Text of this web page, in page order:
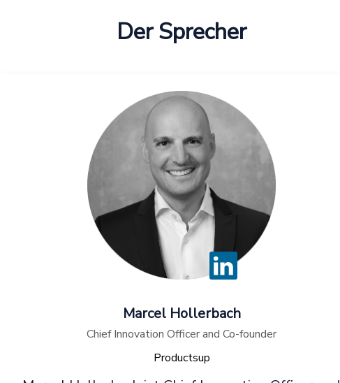
Der Sprecher
Marcel Hollerbach
Chief Innovation Officer and Co-founder
Productsup